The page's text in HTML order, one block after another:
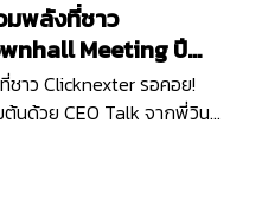
มพลังที่ชาว
Meeting ปี
าว Clicknexter รอคอย!
นด้วย CEO Talk จากพี่วิน
มุ่งเน้นการขยาย
โจทย์ลูกค้ามากยิ่งขึ้น